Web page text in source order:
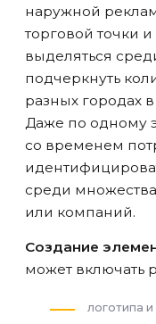
наружной
торговой точки
выделяться
подчеркнуть
разных городах
Даже по одному
со временем
среди
или компаний.
Создание
может включать
логотипа